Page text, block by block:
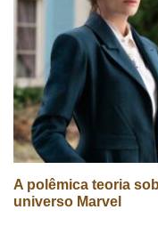
A polêmica teoria
universo Marvel